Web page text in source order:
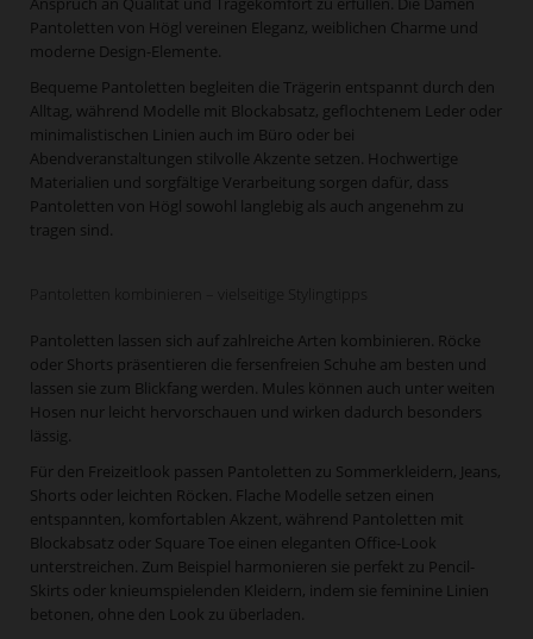
Pantoletten von Högl vereinen Eleganz, weiblichen Charme und
moderne Design-Elemente.
Bequeme Pantoletten begleiten die Trägerin entspannt durch den
Alltag, während Modelle mit Blockabsatz, geflochtenem Leder oder
minimalistischen Linien auch im Büro oder bei
Abendveranstaltungen stilvolle Akzente setzen. Hochwertige
Materialien und sorgfältige Verarbeitung sorgen dafür, dass
Pantoletten von Högl sowohl langlebig als auch angenehm zu
tragen sind.
Pantoletten kombinieren – vielseitige Stylingtipps
Pantoletten lassen sich auf zahlreiche Arten kombinieren. Röcke
oder Shorts präsentieren die fersenfreien Schuhe am besten und
lassen sie zum Blickfang werden. Mules können auch unter weiten
Hosen nur leicht hervorschauen und wirken dadurch besonders
lässig.
Für den Freizeitlook passen Pantoletten zu Sommerkleidern, Jeans,
Shorts oder leichten Röcken. Flache Modelle setzen einen
entspannten, komfortablen Akzent, während Pantoletten mit
Blockabsatz oder Square Toe einen eleganten Office-Look
unterstreichen. Zum Beispiel harmonieren sie perfekt zu Pencil-
Skirts oder knieumspielenden Kleidern, indem sie feminine Linien
betonen, ohne den Look zu überladen.